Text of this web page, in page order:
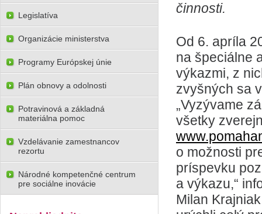
činnosti.
Od 6. apríla
na špeciálne
výkazmi, z
zvyšných sa
„Vyzývame
všetky
o možnosti
príspevku
a výkazu,“
Milan
Legislatíva
Organizácie ministerstva
Programy Európskej únie
Plán obnovy a odolnosti
Potravinová a základná
materiálna pomoc
Vzdelávanie zamestnancov
rezortu
Národné kompetenčné centrum
pre sociálne inovácie